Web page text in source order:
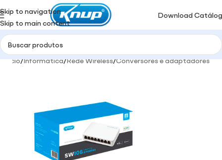
Skip to navigation
Skip to main content
Download
Início/Informática/Rede Wireless/Conversores e adaptadores